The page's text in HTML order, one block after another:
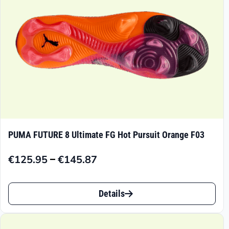
Produktseite
gewählt
werden
PUMA FUTURE 8 Ultimate FG Hot Pursuit Orange F03
€125.95–€145.87
Preisspanne:
€125.95
€145.87
Dieses
Produkt
Details